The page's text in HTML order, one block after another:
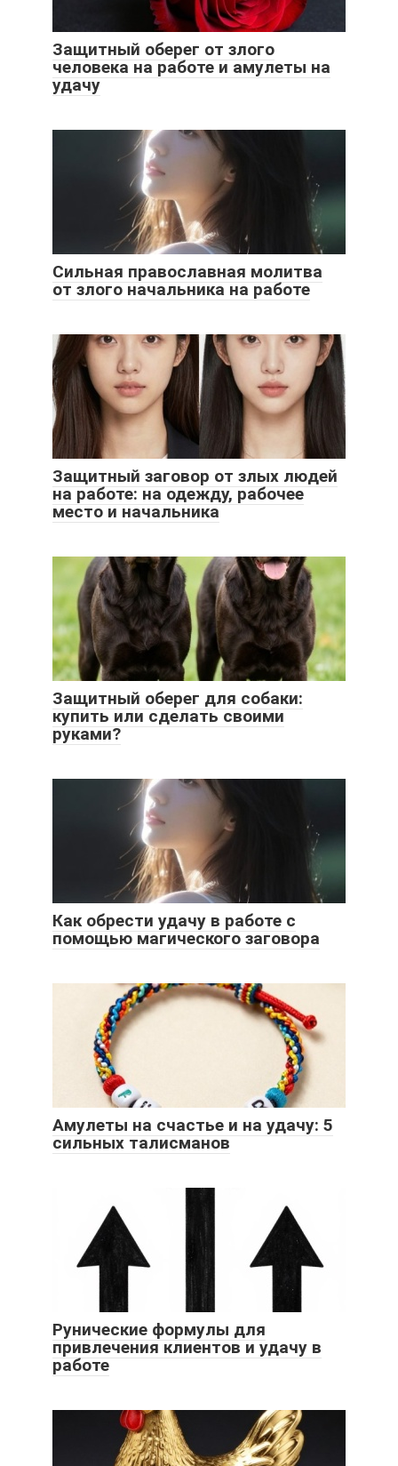
Защитный оберег от злого
человека на работе и амулеты на
удачу
Сильная православная молитва
от злого начальника на работе
Защитный заговор от злых людей
на работе: на одежду, рабочее
место и начальника
Защитный оберег для собаки:
купить или сделать своими
руками?
Как обрести удачу в работе с
помощью магического заговора
Амулеты на счастье и на удачу: 5
сильных талисманов
Рунические формулы для
привлечения клиентов и удачу в
работе